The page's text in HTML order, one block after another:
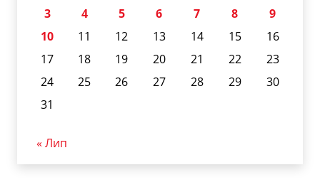
3
4 5 6 7 8
9
10
11 12 13 14 15
16
17
18 19 20 21 22
23
24
25 26 27 28 29
30
31
« Лип